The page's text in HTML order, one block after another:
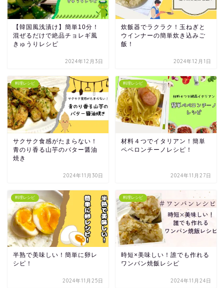
【韓国風浅漬け】簡単10分！
混ぜるだけで絶品チョレギ風
きゅうりレシピ
2024年12月3日
炊飯器でラクラク！玉ねぎと
ウインナーの簡単炊き込みご
飯！
2024年12月1日
料理レシピ
サクサク食感がたまらない！
青のり香る山芋のバター醤油
焼き
2024年11月30日
料理レシピ
材料４つでイタリアン！簡単
ペペロンチーノレシピ！
2024年11月27日
料理レシピ
半熟で美味しい！簡単に卵レ
シピ！
2024年11月25日
料理レシピ
時短×美味しい！誰でも作れる
ワンパン焼飯レシピ
2024年11月24日